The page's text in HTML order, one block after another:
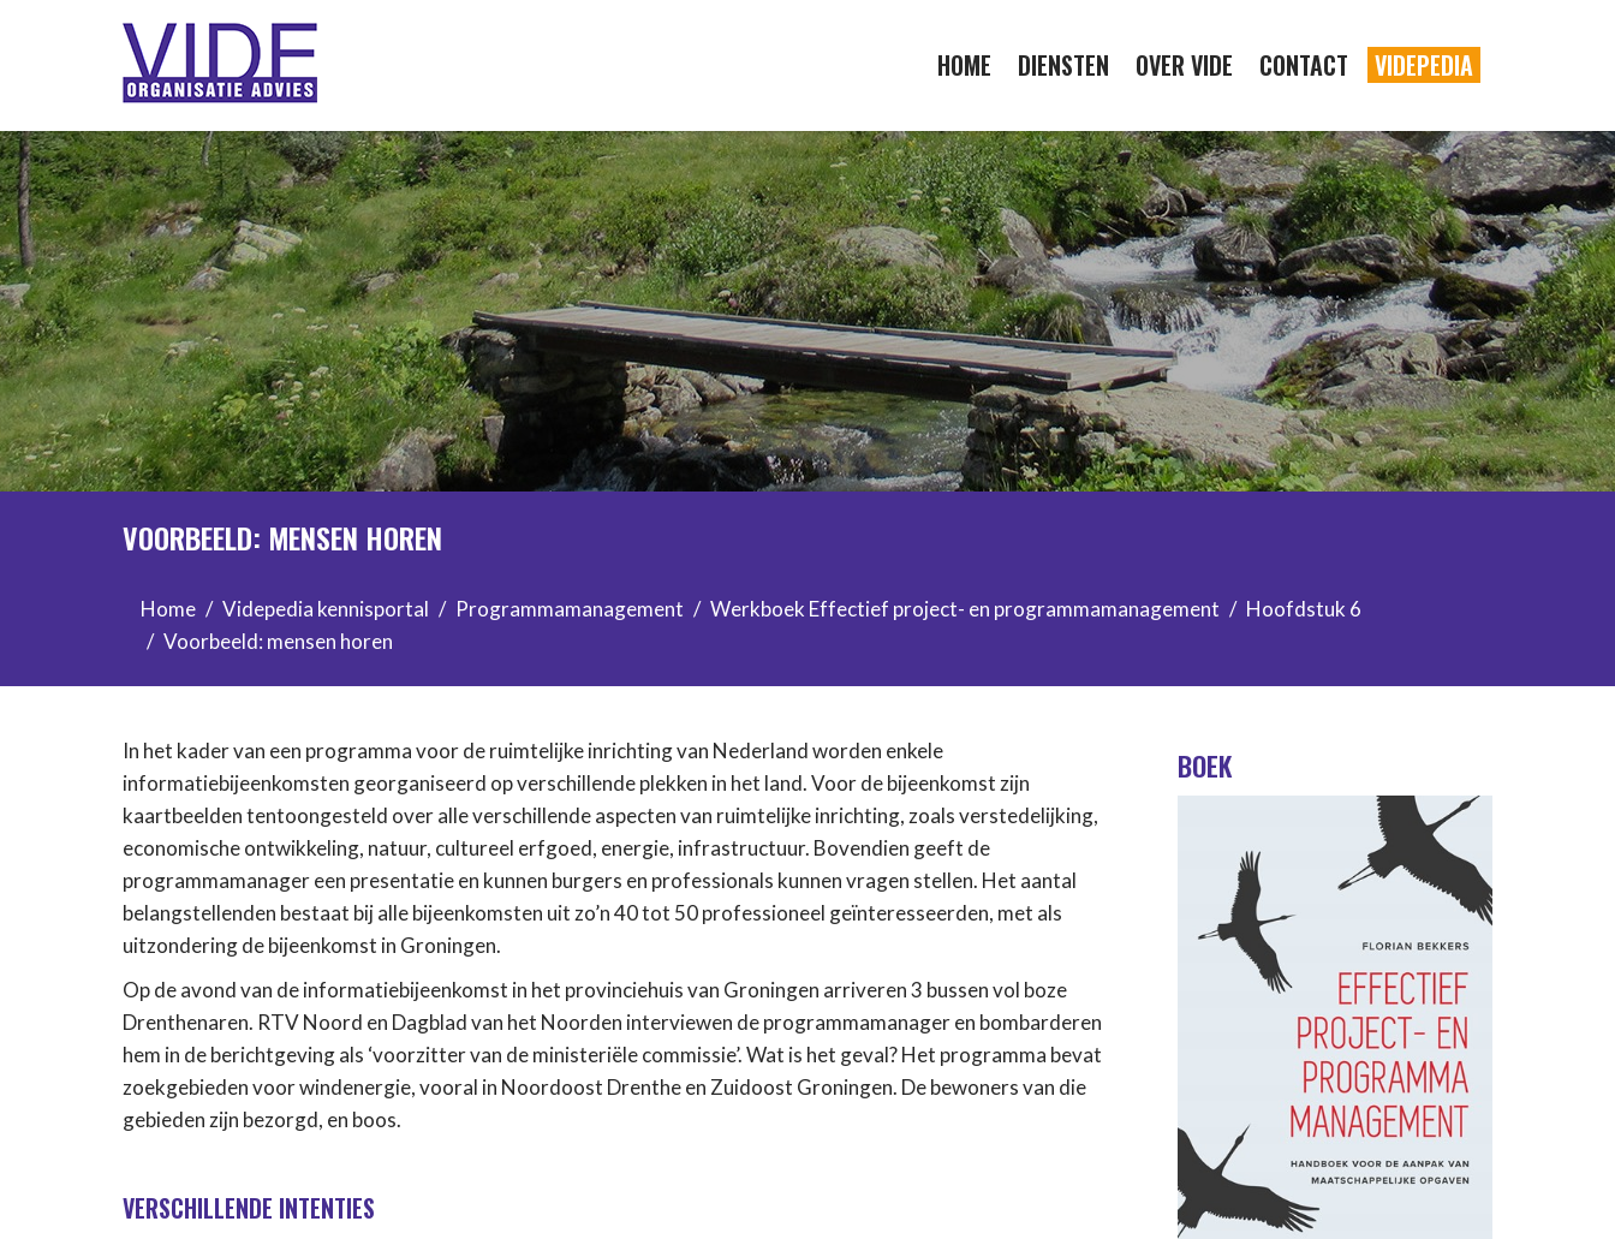
HOME DIENSTEN OVER VIDE CONTACT VIDEPEDIA
VOORBEELD: MENSEN HOREN
Home Videpedia kennisportal Programmamanagement Werkboek Effectief project- en programmamanagement
Hoofdstuk 6
Voorbeeld: mensen horen
In het kader van een programma voor de ruimtelijke inrichting van Nederland worden enkele
informatiebijeenkomsten georganiseerd op verschillende plekken in het land. Voor de bijeenkomst zijn
kaartbeelden tentoongesteld over alle verschillende aspecten van ruimtelijke inrichting, zoals verstedelijking,
economische ontwikkeling, natuur, cultureel erfgoed, energie, infrastructuur. Bovendien geeft de
programmamanager een presentatie en kunnen burgers en professionals kunnen vragen stellen. Het aantal
belangstellenden bestaat bij alle bijeenkomsten uit zo’n 40 tot 50 professioneel geïnteresseerden, met als
uitzondering de bijeenkomst in Groningen.
Op de avond van de informatiebijeenkomst in het provinciehuis van Groningen arriveren 3 bussen vol boze
Drenthenaren. RTV Noord en Dagblad van het Noorden interviewen de programmamanager en bombarderen
hem in de berichtgeving als ‘voorzitter van de ministeriële commissie’. Wat is het geval? Het programma bevat
zoekgebieden voor windenergie, vooral in Noordoost Drenthe en Zuidoost Groningen. De bewoners van die
gebieden zijn bezorgd, en boos.
VERSCHILLENDE INTENTIES
BOEK